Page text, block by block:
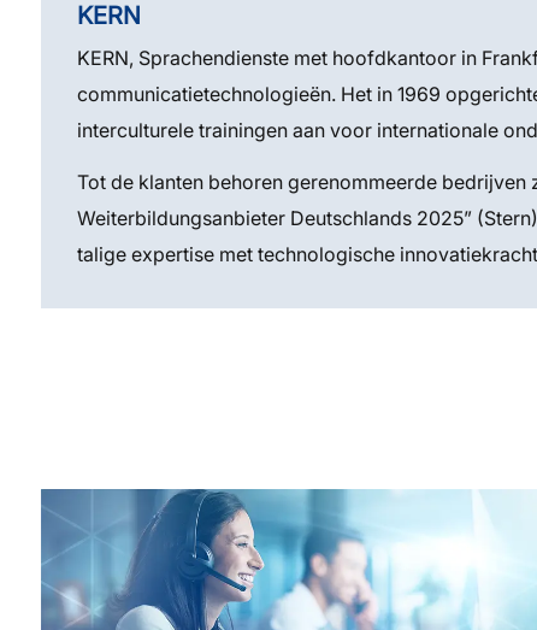
KERN
KERN, Sprachendienste met hoofdkantoor in
communicatietechnologieën. Het in 1969
interculturele trainingen aan voor internationale
Tot de klanten behoren gerenommeerde bedrijven
Weiterbildungsanbieter Deutschlands 2025”
talige expertise met technologische